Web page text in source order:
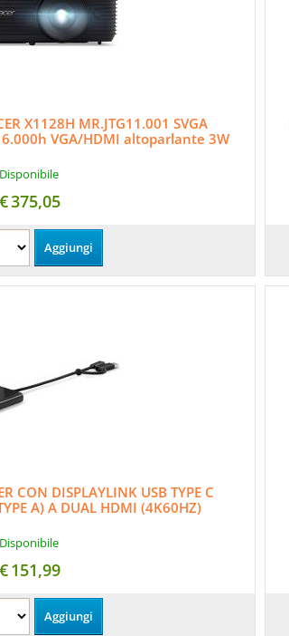
X1128H MR.JTG11.001 SVGA
VGA/HDMI altoparlante 3W
Disponibile
€375,05
CON DISPLAYLINK USB TYPE C
A) A DUAL HDMI (4K60HZ)
Disponibile
€151,99